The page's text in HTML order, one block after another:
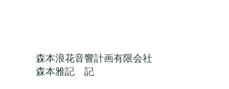
森本浪花音響計画有限会社
森本雅記 記